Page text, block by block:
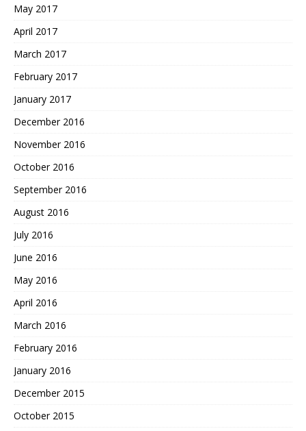
May 2017
April 2017
March 2017
February 2017
January 2017
December 2016
November 2016
October 2016
September 2016
August 2016
July 2016
June 2016
May 2016
April 2016
March 2016
February 2016
January 2016
December 2015
October 2015